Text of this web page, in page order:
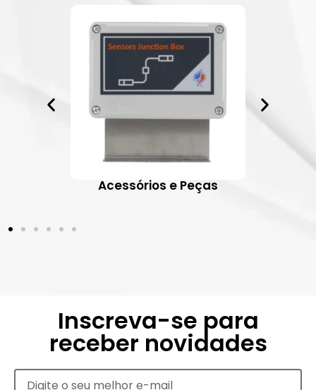
Acessórios e Peças
Inscreva-se para
receber novidades